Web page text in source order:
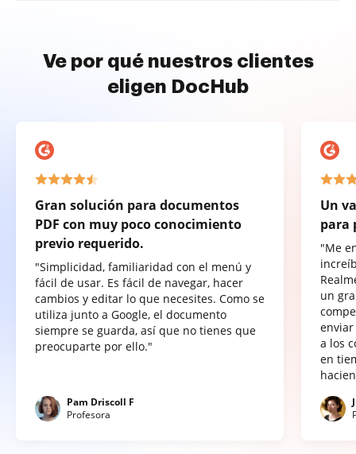
Ve por qué nuestros clientes
eligen DocHub
Gran solución para documentos
PDF con muy poco conocimiento
previo requerido.
"Simplicidad, familiaridad con el menú y
fácil de usar. Es fácil de navegar, hacer
cambios y editar lo que necesites. Como se
utiliza junto a Google, el documento
siempre se guarda, así que no tienes que
preocuparte por ello."
Pam Driscoll F
Profesora
Un
para
"Me
un
a los
en